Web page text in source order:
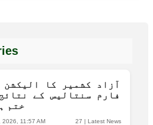
آزاد کشمیر کا الیکشن
فارم سنتالیس کے
ختم
27 | Latest News
2026, 11:57 AM